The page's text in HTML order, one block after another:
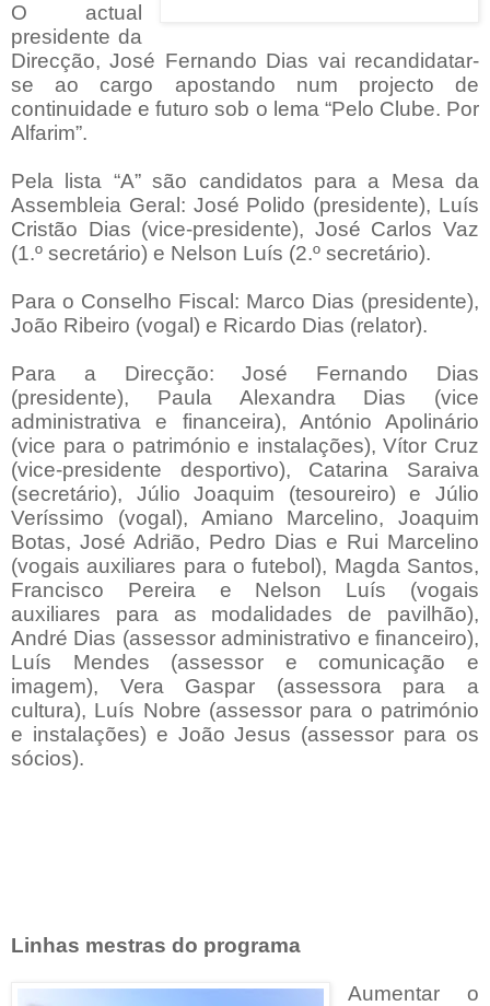
O actual
presidente da
Direcção, José Fernando Dias vai recandidatar-
se ao cargo apostando num projecto de
continuidade e futuro sob o lema “Pelo Clube. Por
Alfarim”.
Pela lista “A” são candidatos para a Mesa da
Assembleia Geral: José Polido (presidente), Luís
Cristão Dias (vice-presidente), José Carlos Vaz
(1.º secretário) e Nelson Luís (2.º secretário).
Para o Conselho Fiscal: Marco Dias (presidente),
João Ribeiro (vogal) e Ricardo Dias (relator).
Para a Direcção: José Fernando Dias
(presidente), Paula Alexandra Dias (vice
administrativa e financeira), António Apolinário
(vice para o património e instalações), Vítor Cruz
(vice-presidente desportivo), Catarina Saraiva
(secretário), Júlio Joaquim (tesoureiro) e Júlio
Veríssimo (vogal), Amiano Marcelino, Joaquim
Botas, José Adrião, Pedro Dias e Rui Marcelino
(vogais auxiliares para o futebol), Magda Santos,
Francisco Pereira e Nelson Luís (vogais
auxiliares para as modalidades de pavilhão),
André Dias (assessor administrativo e financeiro),
Luís Mendes (assessor e comunicação e
imagem), Vera Gaspar (assessora para a
cultura), Luís Nobre (assessor para o património
e instalações) e João Jesus (assessor para os
sócios).
Linhas mestras do programa
Aumentar o